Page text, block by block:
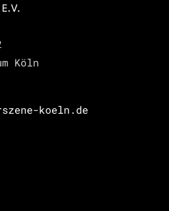
E.V.
Köln
koeln.de